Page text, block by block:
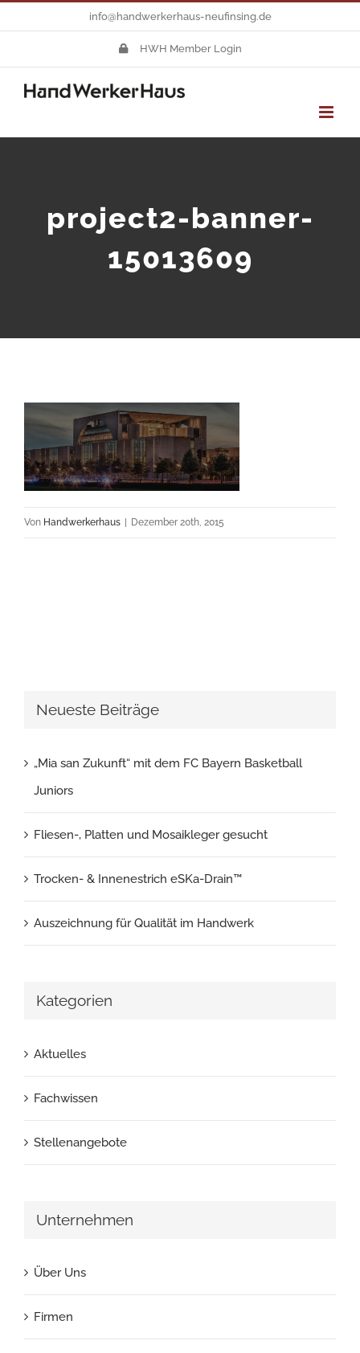
springen
info@handwerkerhaus-neufinsing.de
HWH Member Login
project2-banner-
15013609
Von Handwerkerhaus | Dezember 20th, 2015
Neueste Beiträge
„Mia san Zukunft“ mit dem FC Bayern Basketball
Juniors
Fliesen-, Platten und Mosaikleger gesucht
Trocken- & Innenestrich eSKa-Drain™
Auszeichnung für Qualität im Handwerk
Kategorien
Aktuelles
Fachwissen
Stellenangebote
Unternehmen
Über Uns
Firmen